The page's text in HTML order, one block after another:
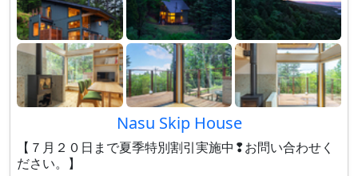
Nasu Skip House
【７月２０日まで夏季特別割引実施中❢お問い合わせく
ださい。】